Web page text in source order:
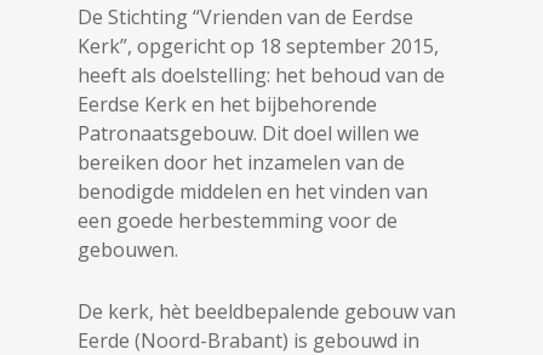
De Stichting “Vrienden van de Eerdse
Kerk”, opgericht op 18 september 2015,
heeft als doelstelling: het behoud van de
Eerdse Kerk en het bijbehorende
Patronaatsgebouw. Dit doel willen we
bereiken door het inzamelen van de
benodigde middelen en het vinden van
een goede herbestemming voor de
gebouwen.
De kerk, hèt beeldbepalende gebouw van
Eerde (Noord-Brabant) is gebouwd in